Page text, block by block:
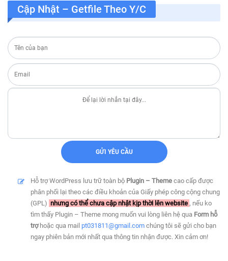
Cập Nhật – Getfile Theo Y/c
Hỗ trợ WordPress lưu trữ toàn bộ Plugin – Theme cao cấp được
phân phối lại theo các điều khoản của Giấy phép công cộng chung
(GPL) nhưng có thể chưa cập nhật kịp thời lên website , nếu ko
tìm thấy Plugin – Theme mong muốn vui lòng liên hệ qua Form hỗ
trợhoặc qua mail pt031811@gmail.com chúng tôi sẽ gửi cho bạn
ngay phiên bản mới nhất qua thông tin nhận được. Xin cảm ơn!